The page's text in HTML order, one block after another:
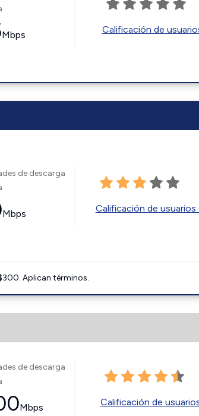
Mbps Calificación de
de descarga
Mbps Calificación de
Aplican términos.
de descarga
Mbps Calificación de